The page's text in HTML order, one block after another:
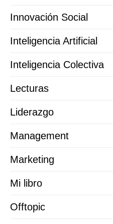
Innovación Social
Inteligencia Artificial
Inteligencia Colectiva
Lecturas
Liderazgo
Management
Marketing
Mi libro
Offtopic